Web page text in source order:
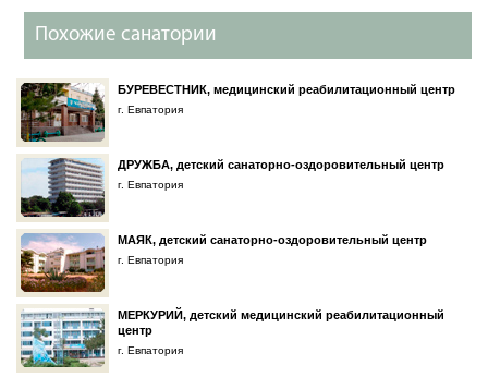
Похожие санатории
БУРЕВЕСТНИК, медицинский реабилитационный центр
г. Евпатория
ДРУЖБА, детский санаторно-оздоровительный центр
г. Евпатория
МАЯК, детский санаторно-оздоровительный центр
г. Евпатория
МЕРКУРИЙ, детский медицинский реабилитационный
центр
г. Евпатория